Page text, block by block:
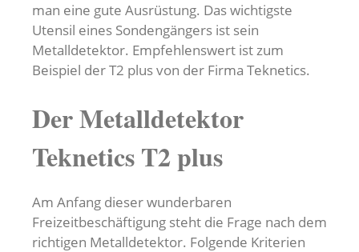
man eine gute Ausrüstung. Das wichtigste
Utensil eines Sondengängers ist sein
Metalldetektor. Empfehlenswert ist zum
Beispiel der T2 plus von der Firma Teknetics.
Der Metalldetektor
Teknetics T2 plus
Am Anfang dieser wunderbaren
Freizeitbeschäftigung steht die Frage nach dem
richtigen Metalldetektor. Folgende Kriterien